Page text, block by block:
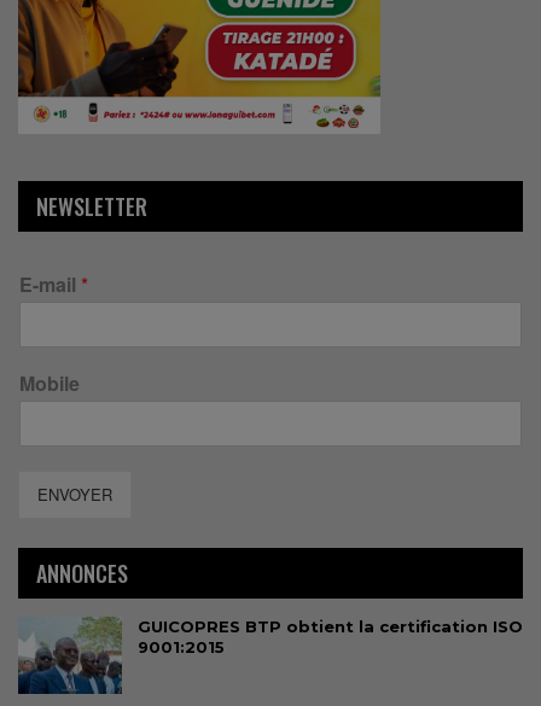
NEWSLETTER
E-mail *
Mobile
ENVOYER
ANNONCES
GUICOPRES BTP obtient la certification ISO
9001:2015